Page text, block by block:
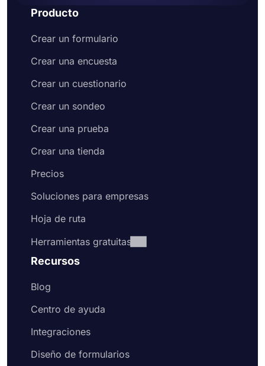
Producto
Crear un formulario
Crear una encuesta
Crear un cuestionario
Crear un sondeo
Crear una prueba
Crear una tienda
Precios
Soluciones para empresas
Hoja de ruta
Herramientas gratuitas
Recursos
Blog
Centro de ayuda
Integraciones
Diseño de formularios